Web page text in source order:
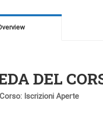
DEL
Iscrizioni Aperte